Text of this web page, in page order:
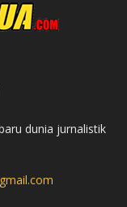
dunia jurnalistik